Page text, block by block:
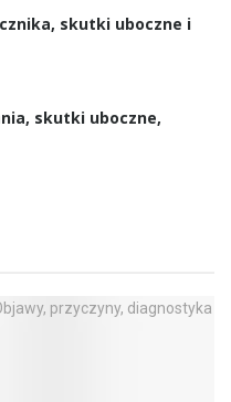
skutki uboczne i
skutki uboczne,